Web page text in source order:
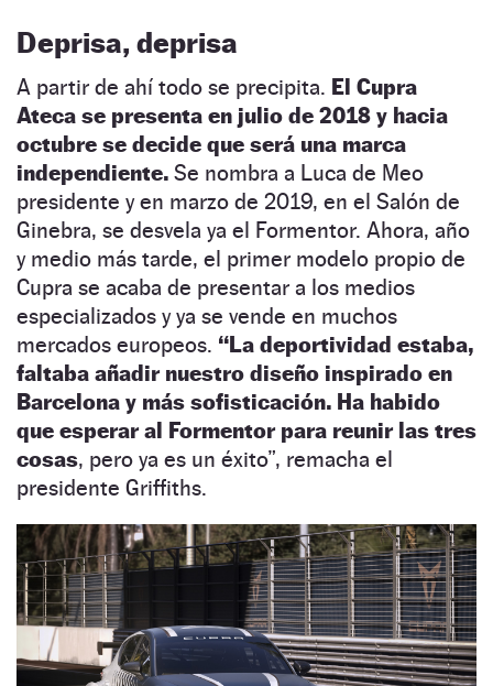
Deprisa, deprisa
A partir de ahí todo se precipita. El Cupra
Ateca se presenta en julio de 2018 y hacia
octubre se decide que será una marca
independiente. Se nombra a Luca de Meo
presidente y en marzo de 2019, en el Salón de
Ginebra, se desvela ya el Formentor. Ahora, año
y medio más tarde, el primer modelo propio de
Cupra se acaba de presentar a los medios
especializados y ya se vende en muchos
mercados europeos. “La deportividad estaba,
faltaba añadir nuestro diseño inspirado en
Barcelona y más sofisticación. Ha habido
que esperar al Formentor para reunir las tres
cosas, pero ya es un éxito”, remacha el
presidente Griffiths.